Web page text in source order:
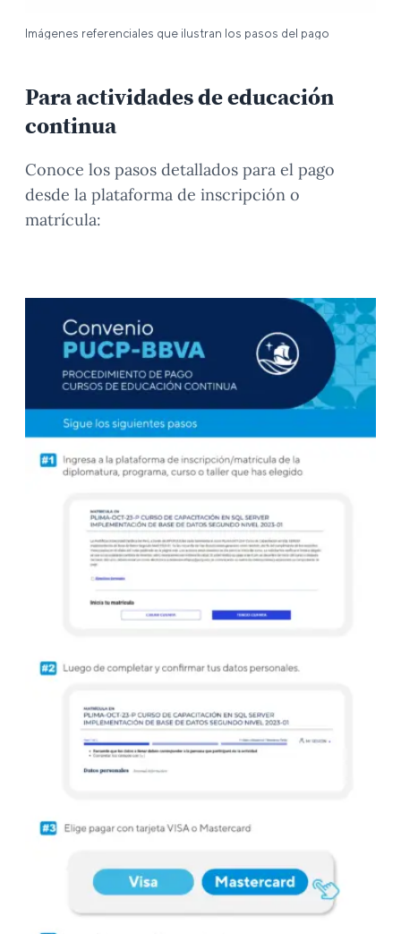
Imágenes referenciales que ilustran los pasos del pago
Para actividades de educación
continua
Conoce los pasos detallados para el pago
desde la plataforma de inscripción o
matrícula: